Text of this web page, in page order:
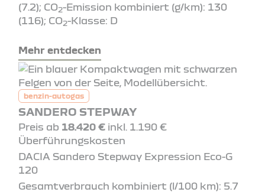
(7.2); CO2-Emission kombiniert (g/km): 130
(116); CO2-Klasse: D
Mehr entdecken
benzin-autogas
SANDERO STEPWAY
Preis ab 18.420 € inkl. 1.190 €
Überführungskosten
DACIA Sandero Stepway Expression Eco-G
120
Gesamtverbrauch kombiniert (l/100 km): 5.7